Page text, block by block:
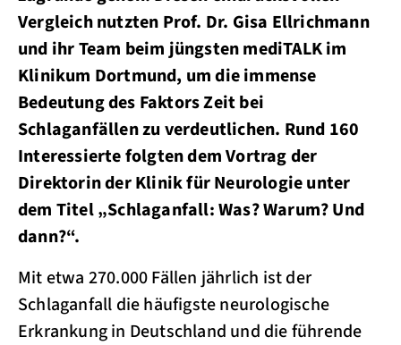
Vergleich nutzten Prof. Dr. Gisa Ellrichmann
und ihr Team beim jüngsten mediTALK im
Klinikum Dortmund, um die immense
Bedeutung des Faktors Zeit bei
Schlaganfällen zu verdeutlichen. Rund 160
Interessierte folgten dem Vortrag der
Direktorin der Klinik für Neurologie unter
dem Titel „Schlaganfall: Was? Warum? Und
dann?“.
Mit etwa 270.000 Fällen jährlich ist der
Schlaganfall die häufigste neurologische
Erkrankung in Deutschland und die führende